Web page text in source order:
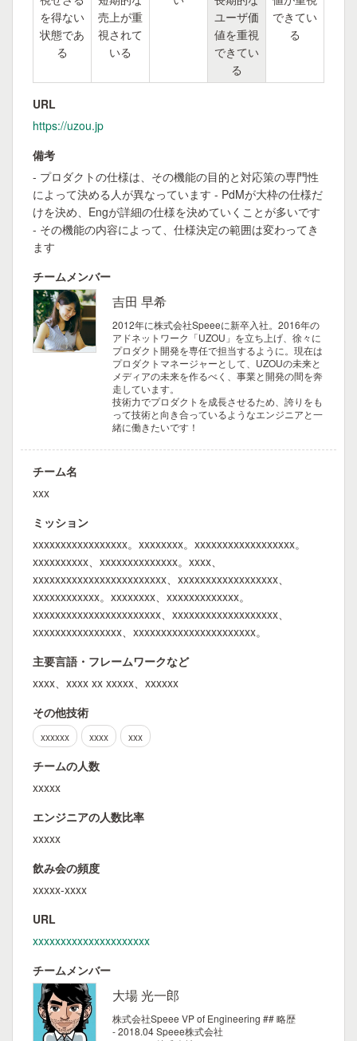
を得ない
状態であ
る
売上が重
視されて
いる
ユーザ価
値を重視
できてい
る
できてい
る
URL
https://uzou.jp
備考
- プロダクトの仕様は、その機能の目的と対応策の専門性
によって決める人が異なっています - PdMが大枠の仕様だ
けを決め、Engが詳細の仕様を決めていくことが多いです
- その機能の内容によって、仕様決定の範囲は変わってき
ます
チームメンバー
吉田 早希
2012年に株式会社Speeeに新卒入社。2016年の
アドネットワーク「UZOU」を立ち上げ、徐々に
プロダクト開発を専任で担当するように。現在は
プロダクトマネージャーとして、UZOUの未来と
メディアの未来を作るべく、事業と開発の間を奔
走しています。
技術力でプロダクトを成長させるため、誇りをも
って技術と向き合っているようなエンジニアと一
緒に働きたいです！
チーム名
xxx
ミッション
xxxxxxxxxxxxxxxxx。xxxxxxxx。xxxxxxxxxxxxxxxxxx。
xxxxxxxxxx、xxxxxxxxxxxxxx。xxxx、
xxxxxxxxxxxxxxxxxxxxxxxx、xxxxxxxxxxxxxxxxxx、
xxxxxxxxxxxx。xxxxxxxx、xxxxxxxxxxxxx。
xxxxxxxxxxxxxxxxxxxxxxx、xxxxxxxxxxxxxxxxxxx、
xxxxxxxxxxxxxxxx、xxxxxxxxxxxxxxxxxxxxxx。
主要言語・フレームワークなど
xxxx、xxxx xx xxxxx、xxxxxx
その他技術
xxxxxx xxxx xxx
チームの人数
xxxxx
エンジニアの人数比率
xxxxx
飲み会の頻度
xxxxx-xxxx
URL
xxxxxxxxxxxxxxxxxxxxx
チームメンバー
大場 光一郎
株式会社Speee VP of Engineering ## 略歴
- 2018.04 Speee株式会社